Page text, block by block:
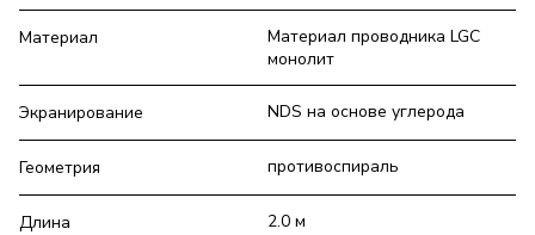
Материал
Материал проводника LGC
монолит
Экранирование NDS на основе углерода
Геометрия противоспираль
Длина 2.0 м